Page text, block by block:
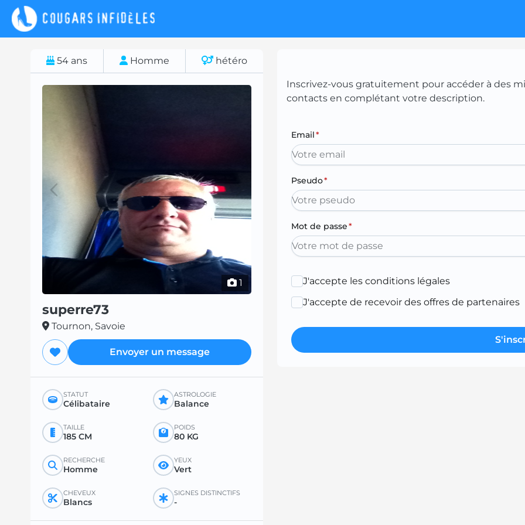
54 ans Homme hétéro
1
superre73
Tournon, Savoie
Envoyer un message
STATUT
Célibataire
ASTROLOGIE
Balance
TAILLE
185 CM
POIDS
80 KG
RECHERCHE
Homme
YEUX
Vert
CHEVEUX
Blancs
SIGNES DISTINCTIFS
-
Inscrivez-vous gratuitement pour accéder à des
contacts en complétant votre description.
Email*
Pseudo*
Mot de passe*
J'accepte les conditions légales
J'accepte de recevoir des offres de partenaires